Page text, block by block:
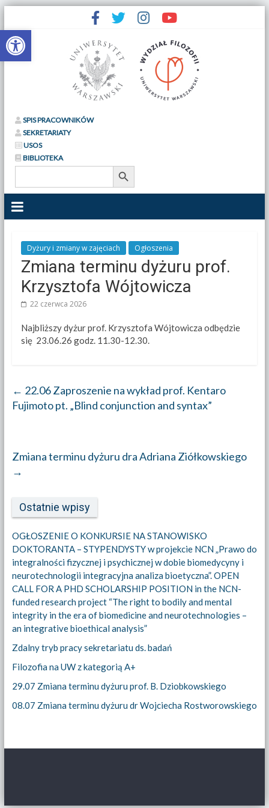
Otwórz pasek narzędzi
SPIS PRACOWNIKÓW
SEKRETARIATY
USOS
BIBLIOTEKA
Search
Search Button
Dyżury i zmiany w zajęciach Ogłoszenia
Zmiana terminu dyżuru prof.
Krzysztofa Wójtowicza
22 czerwca 2026
Najbliższy dyżur prof. Krzysztofa Wójtowicza odbędzie
się 23.06.26 godz. 11.30-12.30.
← 22.06 Zaproszenie na wykład prof. Kentaro
Fujimoto pt. „Blind conjunction and syntax”
Zmiana terminu dyżuru dra Adriana Ziółkowskiego
→
Ostatnie wpisy
OGŁOSZENIE O KONKURSIE NA STANOWISKO
DOKTORANTA – STYPENDYSTY w projekcie NCN „Prawo do
integralności fizycznej i psychicznej w dobie biomedycyny i
neurotechnologii integracyjna analiza bioetyczna”. OPEN
CALL FOR A PHD SCHOLARSHIP POSITION in the NCN-
funded research project “The right to bodily and mental
integrity in the era of biomedicine and neurotechnologies –
an integrative bioethical analysis”
Zdalny tryb pracy sekretariatu ds. badań
Filozofia na UW z kategorią A+
29.07 Zmiana terminu dyżuru prof. B. Dziobkowskiego
08.07 Zmiana terminu dyżuru dr Wojciecha Rostworowskiego